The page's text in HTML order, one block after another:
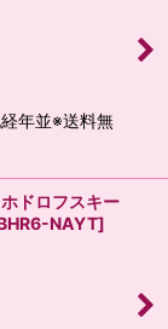
年並※送料無
ドロフスキー
NAYT]